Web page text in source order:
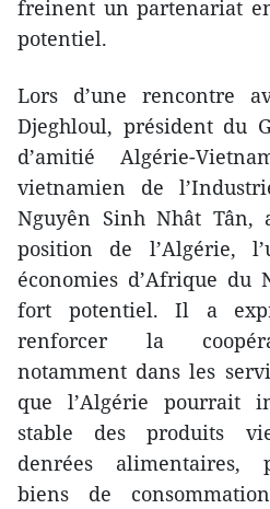
freinent un partenariat
potentiel.
Lors d’une rencontre
Djeghloul, président du
d’amitié Algérie-
vietnamien de
Nguyên Sinh Nhât
position de l’Algérie,
économies d’Afrique
fort potentiel. Il a
renforcer la
notamment dans les
que l’Algérie pourrait
stable des produits
denrées alimentaires,
biens de